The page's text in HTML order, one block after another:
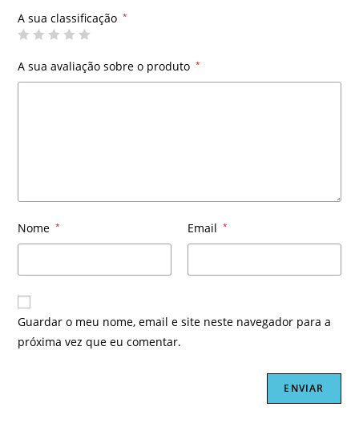
A sua classificação *
A sua avaliação sobre o produto *
Nome * Email *
Guardar o meu nome, email e site neste navegador para a
próxima vez que eu comentar.